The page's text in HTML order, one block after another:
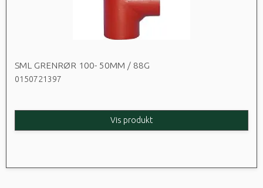
SML GRENRØR 100- 50MM / 88G
0150721397
Vis produkt